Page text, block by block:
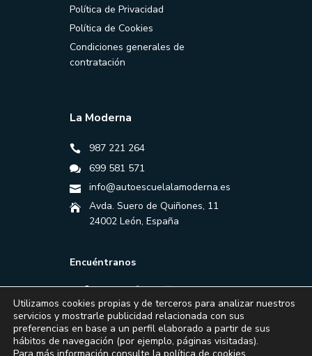
Política de Privacidad
Política de Cookies
Condiciones generales de
contratación
La Moderna
987 221 264
699 581 571
info@autoescuelalamoderna.es
Avda. Suero de Quiñones, 11
24002 León, España
Encuéntranos
Utilizamos cookies propias y de terceros para analizar nuestros
servicios y mostrarle publicidad relacionada con sus
preferencias en base a un perfil elaborado a partir de sus
hábitos de navegación (por ejemplo, páginas visitadas).